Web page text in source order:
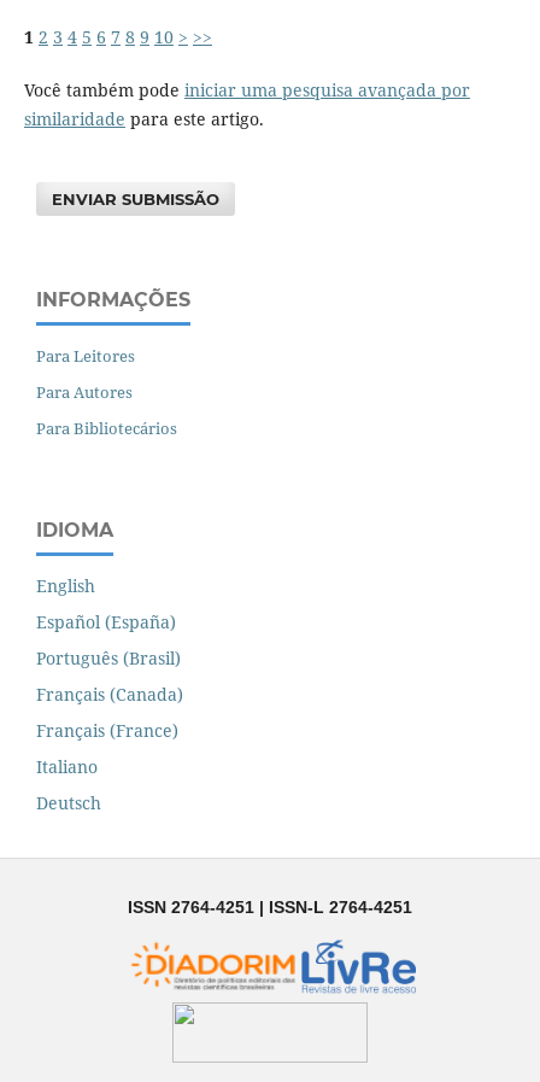
1 2 3 4 5 6 7 8 9 10 > >>
Você também pode iniciar uma pesquisa avançada por
similaridade para este artigo.
ENVIAR SUBMISSÃO
INFORMAÇÕES
Para Leitores
Para Autores
Para Bibliotecários
IDIOMA
English
Español (España)
Português (Brasil)
Français (Canada)
Français (France)
Italiano
Deutsch
ISSN 2764-4251 | ISSN-L 2764-4251